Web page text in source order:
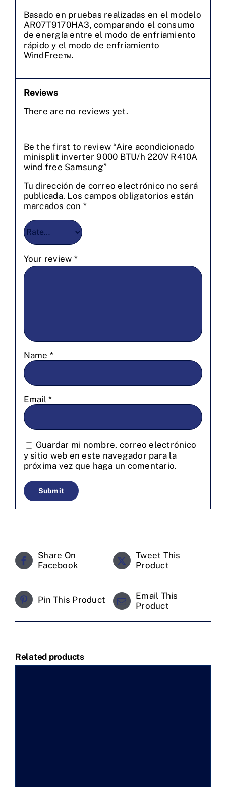
Basado en pruebas realizadas en el modelo
AR07T9170HA3, comparando el consumo
de energía entre el modo de enfriamiento
rápido y el modo de enfriamiento
WindFree™.
Reviews
There are no reviews yet.
Be the first to review “Aire acondicionado
minisplit inverter 9000 BTU/h 220V R410A
wind free Samsung”
Tu dirección de correo electrónico no será
publicada. Los campos obligatorios están
marcados con *
Your review *
Name *
Email*
Guardar mi nombre, correo electrónico
y sitio web en este navegador para la
próxima vez que haga un comentario.
Share On
Facebook
Tweet This
Product
Pin This Product
Email This
Product
Related products